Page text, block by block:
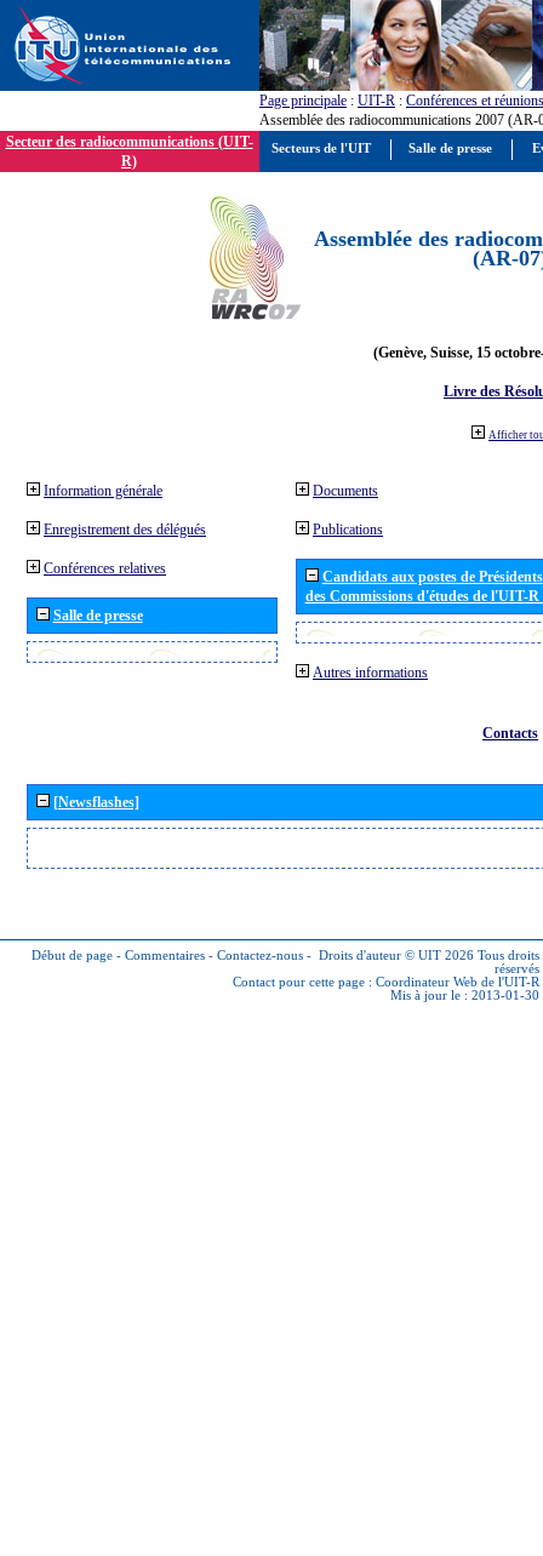
Page principale : UIT-R : Conférences et réunions
Assemblée des radiocommunications 2007 (AR-
Secteur des radiocommunications (UIT-
R)
Assemblée des
(AR-
(Genève, Suisse, 15
Livre des
Afficher
Information générale
Enregistrement des délégués
Conférences relatives
Salle de presse
Documents
Publications
Candidats aux postes de
des Commissions d'études de l'UIT-
Autres informations
Contacts
[Newsflashes]
Début de page - Commentaires - Contactez-nous - Droits d'auteur © UIT 2026 Tous droits
réservés
Contact pour cette page : Coordinateur Web de l'UIT-R
Mis à jour le : 2013-01-30
Secteurs de l'UIT Salle de presse